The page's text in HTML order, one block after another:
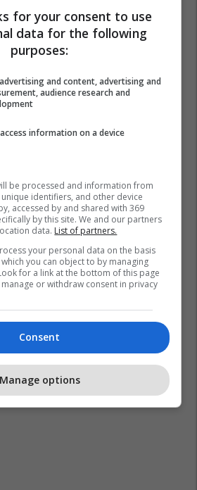
for your consent to use
data for the following
purposes:
and content, advertising and
audience research and
information on a device
be processed and information from
identifiers, and other device
accessed by and shared with 369
by this site. We and our partners
data. List of partners.
your personal data on the basis
you can object to by managing
for a link at the bottom of this page
or withdraw consent in privacy
Consent
Manage options